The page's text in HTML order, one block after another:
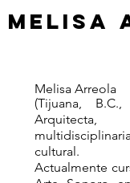
Melisa Arreola
(Tijuana,
cultural.
Actualmente